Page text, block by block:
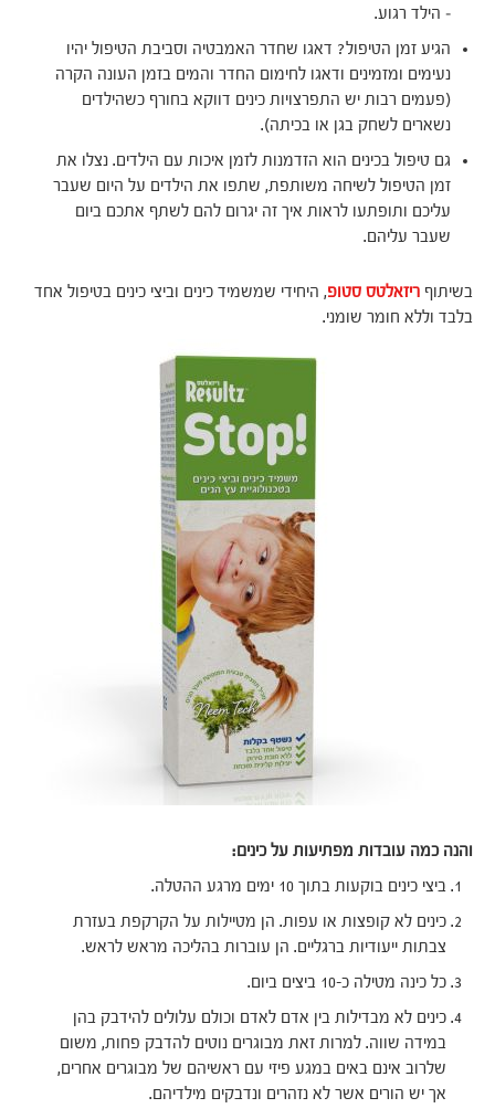
– הילד רגוע.
הגיע זמן הטיפול? דאגו שחדר האמבטיה וסביבת הטיפול יהיו
נעימים ומזמינים ודאגו לחימום החדר והמים בזמן העונה הקרה
(פעמים רבות יש התפרצויות כינים דווקא בחורף כשהילדים
נשארים לשחק בגן או בכיתה).
גם טיפול בכינים הוא הזדמנות לזמן איכות עם הילדים. נצלו את
זמן הטיפול לשיחה משותפת, שתפו את הילדים על היום שעבר
עליכם ותופתעו לראות איך זה יגרום להם לשתף אתכם ביום
שעבר עליהם.
בשיתוף ריזאלטס סטופ, היחידי שמשמיד כינים וביצי כינים בטיפול אחד
בלבד וללא חומר שומני.
והנה כמה עובדות מפתיעות על כינים:
ביצי כינים בוקעות בתוך 10 ימים מרגע ההטלה.
כינים לא קופצות או עפות. הן מטיילות על הקרקפת בעזרת
צבתות ייעודיות ברגליים. הן עוברות בהליכה מראש לראש.
כל כינה מטילה כ-10 ביצים ביום.
כינים לא מבדילות בין אדם לאדם וכולם עלולים להידבק בהן
במידה שווה. למרות זאת מבוגרים נוטים להדבק פחות, משום
שלרוב אינם באים במגע פיזי עם ראשיהם של מבוגרים אחרים,
אך יש הורים אשר לא נזהרים ונדבקים מילדיהם.